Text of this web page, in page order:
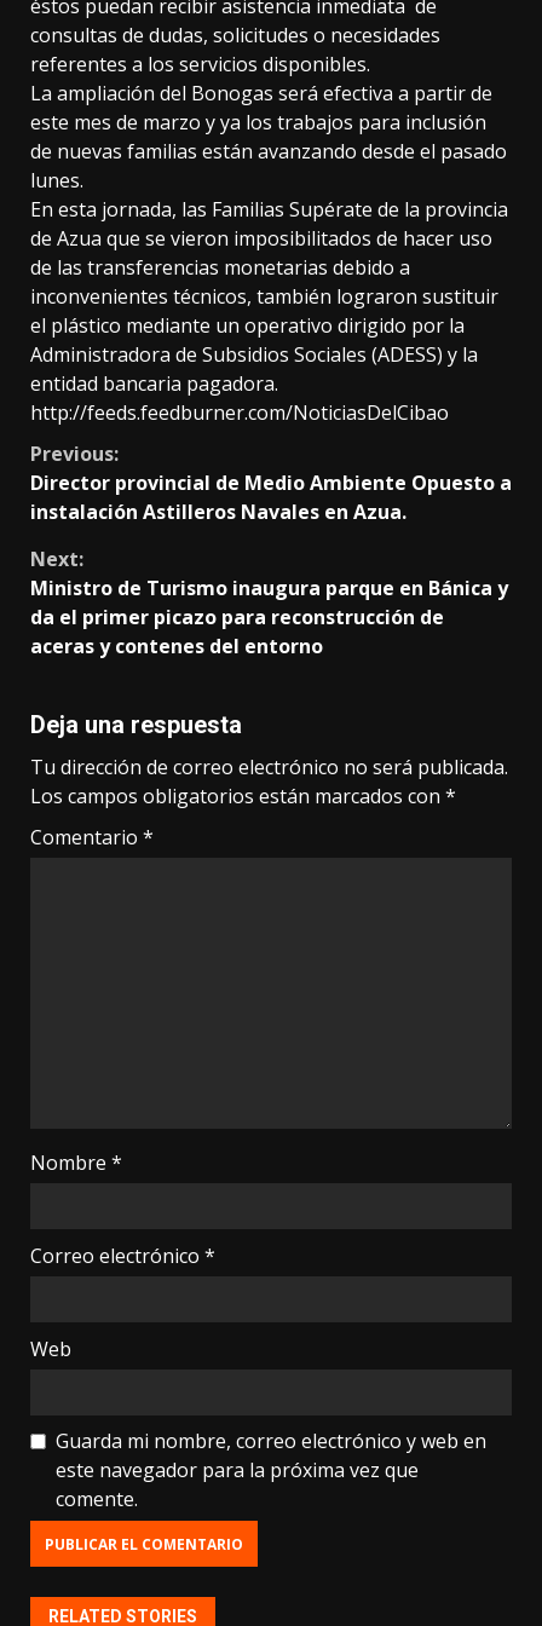
éstos puedan recibir asistencia inmediata de
consultas de dudas, solicitudes o necesidades
referentes a los servicios disponibles.
La ampliación del Bonogas será efectiva a partir de
este mes de marzo y ya los trabajos para inclusión
de nuevas familias están avanzando desde el pasado
lunes.
En esta jornada, las Familias Supérate de la provincia
de Azua que se vieron imposibilitados de hacer uso
de las transferencias monetarias debido a
inconvenientes técnicos, también lograron sustituir
el plástico mediante un operativo dirigido por la
Administradora de Subsidios Sociales (ADESS) y la
entidad bancaria pagadora.
http://feeds.feedburner.com/NoticiasDelCibao
Continue
Reading
Previous:
Director provincial de Medio Ambiente Opuesto a
instalación Astilleros Navales en Azua.
Next:
Ministro de Turismo inaugura parque en Bánica y
da el primer picazo para reconstrucción de
aceras y contenes del entorno
Deja una respuesta
Tu dirección de correo electrónico no será publicada.
Los campos obligatorios están marcados con *
Comentario *
Nombre *
Correo electrónico *
Web
Guarda mi nombre, correo electrónico y web en
este navegador para la próxima vez que
comente.
RELATED STORIES